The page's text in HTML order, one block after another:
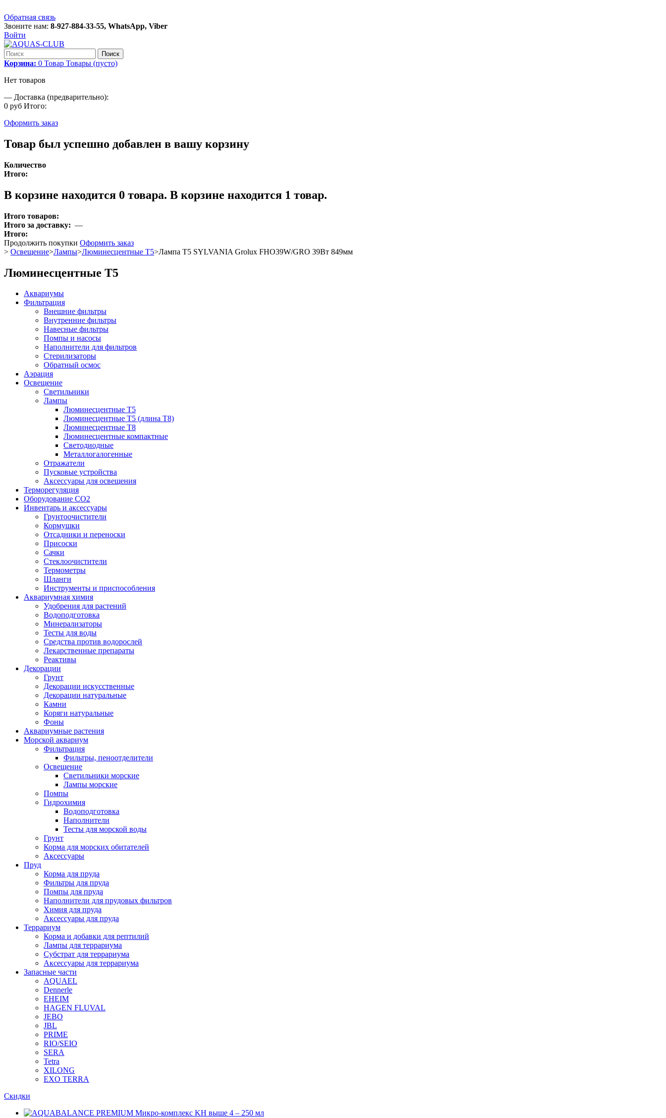
Обратная связь
Звоните нам: 8-927-884-33-55, WhatsApp, Viber
Войти
Поиск
Корзина: 0 Товар Товары (пусто)
Нет товаров
— Доставка (предварительно):
0 руб Итого:
Оформить заказ
Товар был успешно добавлен в вашу корзину
Количество
Итого:
В корзине находится 0 товара. В корзине находится 1 товар.
Итого товаров:
Итого за доставку: —
Итого:
Продолжить покупки Оформить заказ
> Освещение>Лампы>Люминесцентные T5>Лампа T5 SYLVANIA Grolux FHO39W/GRO 39Вт 849мм
Люминесцентные T5
Аквариумы
Фильтрация
Внешние фильтры
Внутренние фильтры
Навесные фильтры
Помпы и насосы
Наполнители для фильтров
Стерилизаторы
Обратный осмос
Аэрация
Освещение
Светильники
Лампы
Люминесцентные T5
Люминесцентные T5 (длина T8)
Люминесцентные T8
Люминесцентные компактные
Светодиодные
Металлогалогенные
Отражатели
Пусковые устройства
Аксессуары для освещения
Терморегуляция
Оборудование CO2
Инвентарь и аксессуары
Грунтоочистители
Кормушки
Отсадники и переноски
Присоски
Сачки
Стеклоочистители
Термометры
Шланги
Инструменты и приспособления
Аквариумная химия
Удобрения для растений
Водоподготовка
Минерализаторы
Тесты для воды
Средства против водорослей
Лекарственные препараты
Реактивы
Декорации
Грунт
Декорации искусственные
Декорации натуральные
Камни
Коряги натуральные
Фоны
Аквариумные растения
Морской аквариум
Фильтрация
Фильтры, пеноотделители
Освещение
Светильники морские
Лампы морские
Помпы
Гидрохимия
Водоподготовка
Наполнители
Тесты для морской воды
Грунт
Корма для морских обитателей
Аксессуары
Пруд
Корма для пруда
Фильтры для пруда
Помпы для пруда
Наполнители для прудовых фильтров
Химия для пруда
Аксессуары для пруда
Террариум
Корма и добавки для рептилий
Лампы для террариума
Субстрат для террариума
Аксессуары для террариума
Запасные части
AQUAEL
Dennerle
EHEIM
HAGEN FLUVAL
JEBO
JBL
PRIME
RIO/SEIO
SERA
Tetra
XILONG
EXO TERRA
Скидки